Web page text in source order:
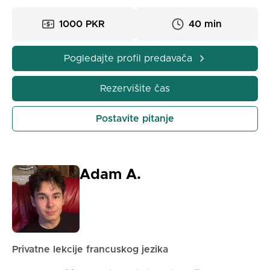
lekciju i započnite svoje putovanje učenja urdua sa
1000 PKR 40 min
Pogledajte profil predavača
Rezervišite čas
Postavite pitanje
Adam A.
Privatne lekcije francuskog jezika